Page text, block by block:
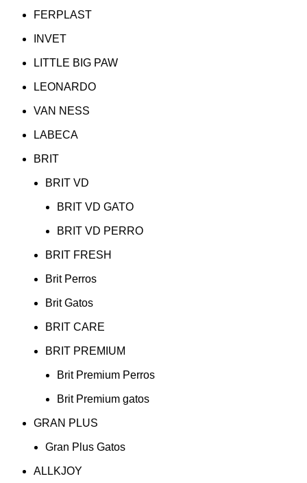
FERPLAST
INVET
LITTLE BIG PAW
LEONARDO
VAN NESS
LABECA
BRIT
BRIT VD
BRIT VD GATO
BRIT VD PERRO
BRIT FRESH
Brit Perros
Brit Gatos
BRIT CARE
BRIT PREMIUM
Brit Premium Perros
Brit Premium gatos
GRAN PLUS
Gran Plus Gatos
ALLKJOY